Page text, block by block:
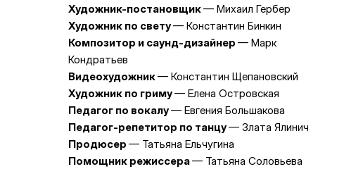
Художник-постановщик— Михаил Гербер
Художник по свету— Константин Бинкин
Композитор и саунд-дизайнер — Марк
Кондратьев
Видеохудожник— Константин Щепановский
Художник по гриму— Елена Островская
Педагог по вокалу— Евгения Большакова
Педагог-репетитор по танцу— Злата Ялинич
Продюсер — Татьяна Ельчугина
Помощник режиссера— Татьяна Соловьева